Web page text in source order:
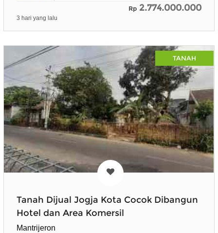
Rp 2.774.000.000
3 hari yang lalu
TANAH
Tanah Dijual Jogja Kota Cocok Dibangun
Hotel dan Area Komersil
Mantrijeron